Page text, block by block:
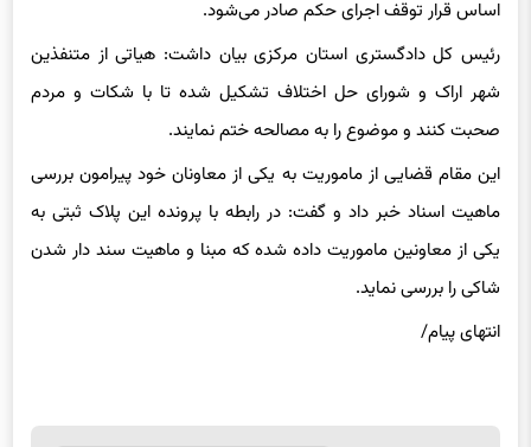
اساس قرار توقف اجرای حکم صادر می‌شود.
رئیس کل دادگستری استان مرکزی بیان داشت: هیاتی از متنفذین
شهر اراک و شورای حل اختلاف تشکیل شده تا با شکات و مردم
صحبت کنند و موضوع را به مصالحه ختم نمایند.
این مقام قضایی از ماموریت به یکی از معاونان خود پیرامون بررسی
ماهیت اسناد خبر داد و گفت: در رابطه با پرونده این پلاک ثبتی به
یکی از معاونین ماموریت داده شده که مبنا و ماهیت سند دار شدن
شاکی را بررسی نماید.
انتهای پیام/